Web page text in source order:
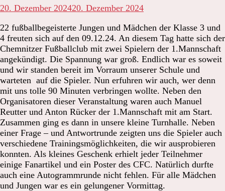
20. Dezember 202420. Dezember 2024
22 fußballbegeisterte Jungen und Mädchen der Klasse 3 und
4 freuten sich auf den 09.12.24. An diesem Tag hatte sich der
Chemnitzer Fußballclub mit zwei Spielern der 1.Mannschaft
angekündigt. Die Spannung war groß. Endlich war es soweit
und wir standen bereit im Vorraum unserer Schule und
warteten auf die Spieler. Nun erfuhren wir auch, wer denn
mit uns tolle 90 Minuten verbringen wollte. Neben den
Organisatoren dieser Veranstaltung waren auch Manuel
Reutter und Anton Rücker der 1.Mannschaft mit am Start.
Zusammen ging es dann in unsere kleine Turnhalle. Neben
einer Frage – und Antwortrunde zeigten uns die Spieler auch
verschiedene Trainingsmöglichkeiten, die wir ausprobieren
konnten. Als kleines Geschenk erhielt jeder Teilnehmer
einige Fanartikel und ein Poster des CFC. Natürlich durfte
auch eine Autogrammrunde nicht fehlen. Für alle Mädchen
und Jungen war es ein gelungener Vormittag.